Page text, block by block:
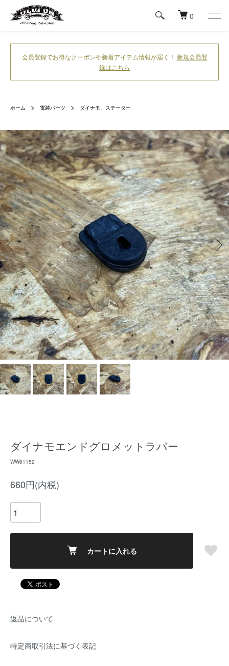
0
会員登録でお得なクーポンや新着アイテム情報が届く！ 新規会員登
録はこちら
ホーム 電装パーツ ダイナモ、ステーター
ダイナモエンドグロメットラバー
WW61152
660円(内税)
カートに入れる
返品について
特定商取引法に基づく表記